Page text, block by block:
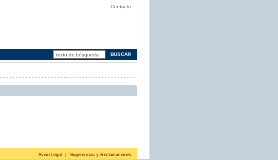
Contacto
Aviso Legal Sugerencias y Reclamaciones